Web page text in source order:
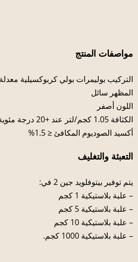
مواصفات المنتج
التركيب بوليمرات بولي كربوكسيلية معدلة
المظهر سائل
اللون أصفر
الكثافة 1.05 كجم/لتر عند +20 درجة مئوية
أكسيد الصوديوم المكافئ ≤ 1.5%
التعبئة والتغليف
يتم توفير بيتوفلويد جين 2 في:
– علبة بلاستيكية 1 كجم
– علبة بلاستيكية 5 كجم
– علبة بلاستيكية 10 كجم
– علبة بلاستيكية 1000 كجم.